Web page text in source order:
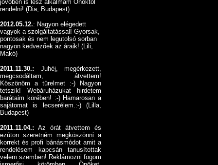
jövőben is lesz alkalmam Önöktől
rendelni! (Dia, Budapest)
2012.05.12.: Nagyon elégedett
vagyok a szolgáltatással! Gyorsak,
pontosak és nem legutolsó sorban
nagyon kedvezőek az áraik! (Lili,
Makó)
2011.11.30.: Juhéj, megérkezett,
megcsodáltam, átvettem!
Köszönöm a türelmet :-) Nagyon
tetszik! Webáruházukat hirdetem
barátaim körében! :-) Hamarosan a
sajátomat is lecserélem.:-) (Lilla,
Budapest)
2011.11.04.: Az órát átvettem és
ezúton szeretném megköszönni a
korrekt és profi bánásmódot amit a
rendelésem kapcsán tanusítottak
velem szemben! Reklámozni fogom